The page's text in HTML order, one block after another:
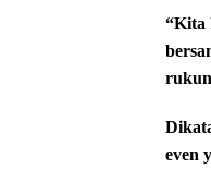
“Kita
even